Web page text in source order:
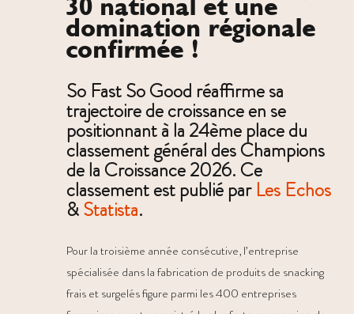
30 national et une
domination régionale
confirmée !
So Fast So Good réaffirme sa
trajectoire de croissance en se
positionnant à la 24ème place du
classement général des Champions
de la Croissance 2026. Ce
classement est publié parLes Echos
&Statista.
Pour la troisième année consécutive, l’entreprise
spécialisée dans la fabrication de produits de snacking
frais et surgelés figure parmi les 400 entreprises